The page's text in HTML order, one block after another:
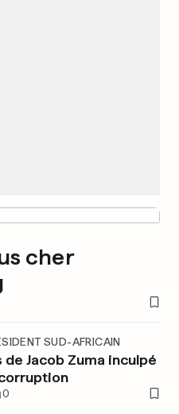
cher
SUD-AFRICAIN
de Jacob Zuma inculpé
0